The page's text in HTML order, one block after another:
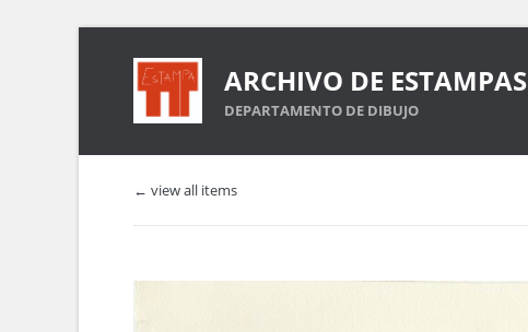
ARCHIVO DE ESTAMPAS
DEPARTAMENTO DE DIBUJO
← view all items